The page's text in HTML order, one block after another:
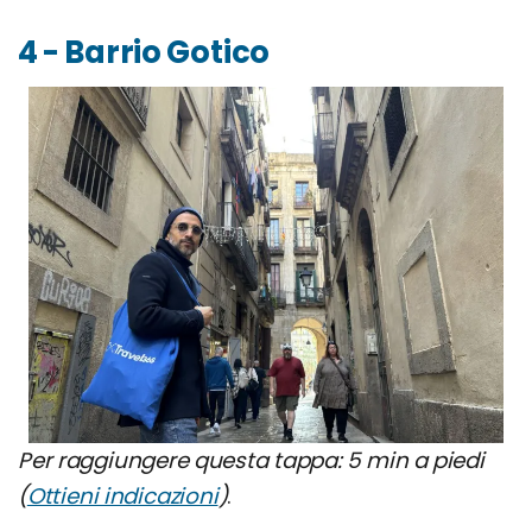
4 - Barrio Gotico
Per raggiungere questa tappa: 5 min a piedi
(Ottieni indicazioni).